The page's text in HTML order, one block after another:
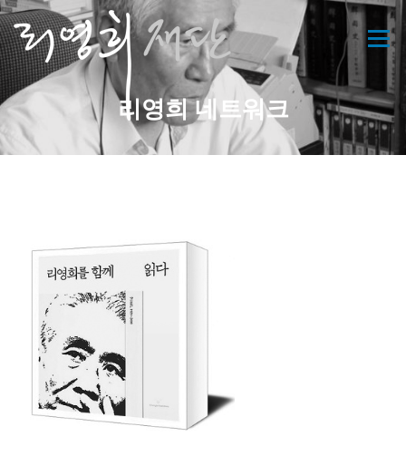
콘
텐
츠
로
바
로
기
메뉴
리영희 네트워크